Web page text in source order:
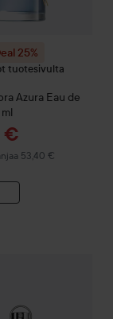
25%
tuotesivulta
Azura Eau de
€
53,40 €